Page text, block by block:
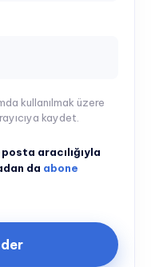
kullanılmak üzere
kaydet.
aracılığıyla
da abone